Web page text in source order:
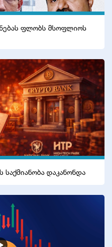
ფლობს მსოფლიოს
საქმიანობა დაკანონდა